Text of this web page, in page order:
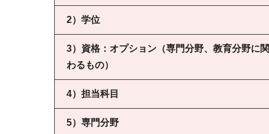
2）学位
3）資格：オプション（専門分野、教育分野に関
わるもの）
4）担当科目
5）専門分野